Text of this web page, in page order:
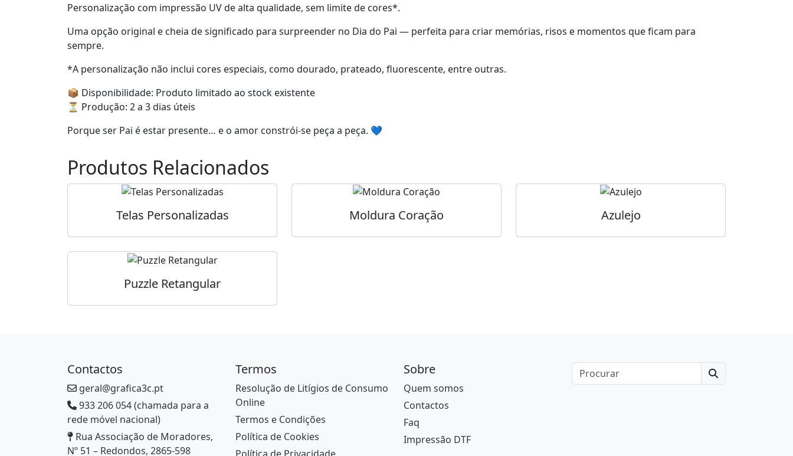
Personalização com impressão UV de alta qualidade, sem limite de cores*.
Uma opção original e cheia de significado para surpreender no Dia do Pai — perfeita para criar memórias, risos e momentos que ficam para
sempre.
*A personalização não inclui cores especiais, como dourado, prateado, fluorescente, entre outras.
📦 Disponibilidade: Produto limitado ao stock existente
⏳ Produção: 2 a 3 dias úteis
Porque ser Pai é estar presente… e o amor constrói-se peça a peça. 💙
Produtos Relacionados
Telas Personalizadas Moldura Coração Azulejo
Puzzle Retangular
Contactos
geral@grafica3c.pt
933 206 054 (chamada para a
rede móvel nacional)
Rua Associação de Moradores,
Nº 51 – Redondos, 2865-598
Termos
Resolução de Litígios de Consumo
Online
Termos e Condições
Política de Cookies
Sobre
Quem somos
Contactos
Faq
Impressão DTF
Search